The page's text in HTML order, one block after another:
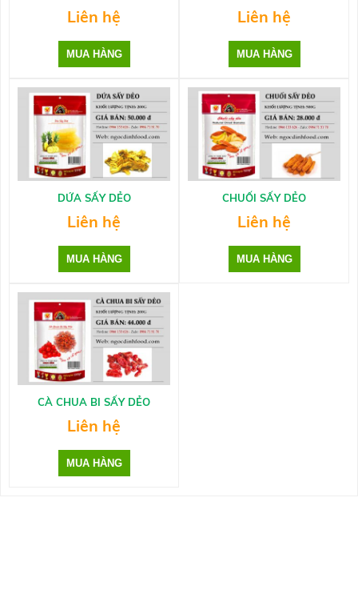
Liên hệ Liên hệ
DỨA SẤY DẺO
Liên hệ
CHUỐI SẤY DẺO
Liên hệ
CÀ CHUA BI SẤY DẺO
Liên hệ